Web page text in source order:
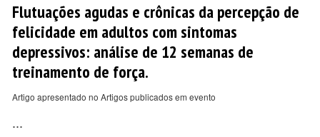
Flutuações agudas e crônicas da percepção de
felicidade em adultos com sintomas
depressivos: análise de 12 semanas de
treinamento de força.
Artigo apresentado no Artigos publicados em evento
...